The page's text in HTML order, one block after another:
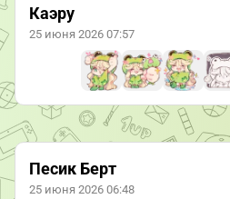
Каэру
25 июня 2026 07:57
Песик Берт
25 июня 2026 06:48